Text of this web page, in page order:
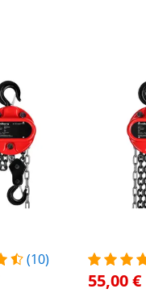
(10)
55,00 €